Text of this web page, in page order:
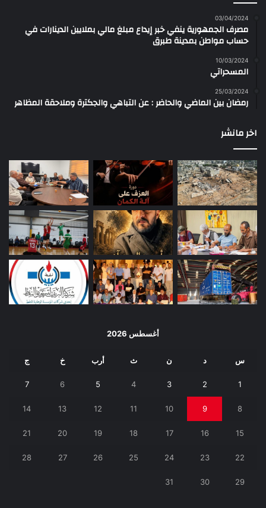
03/04/2024
مصرف الجمهورية ينفي خبر إيداع مبلغ مالي بملايين الدينارات في
حساب مواطن بمدينة طبرق
10/03/2024
المسحراتي
25/03/2024
رمضان بين الماضي والحاضر : عن التباهي والجكترة وملاحقة المظاهر
اخر مانشر
أغسطس 2026
س د ن ث أرب خ ج
1
2
3
4
5
6
7
8
9
10
11
12
13
14
15
16
17
18
19
20
21
22
23
24
25
26
27
28
29
30
31